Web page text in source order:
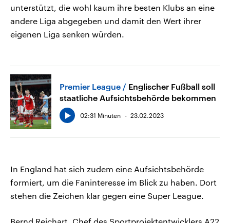
unterstützt, die wohl kaum ihre besten Klubs an eine
andere Liga abgegeben und damit den Wert ihrer
eigenen Liga senken würden.
Premier League
Englischer Fußball soll
staatliche Aufsichtsbehörde bekommen
02:31 Minuten 23.02.2023
In England hat sich zudem eine Aufsichtsbehörde
formiert, um die Faninteresse im Blick zu haben. Dort
stehen die Zeichen klar gegen eine Super League.